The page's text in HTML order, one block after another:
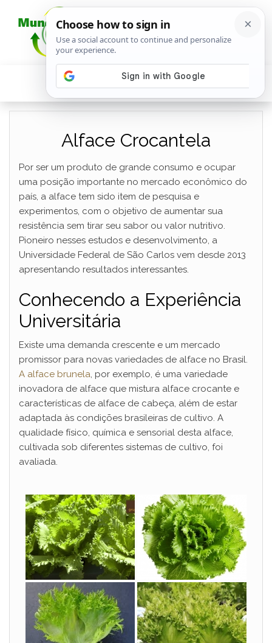
Alface Crocantela
Por ser um produto de grande consumo e ocupar
uma posição importante no mercado econômico do
país, a alface tem sido item de pesquisa e
experimentos, com o objetivo de aumentar sua
resistência sem tirar seu sabor ou valor nutritivo.
Pioneiro nesses estudos e desenvolvimento, a
Universidade Federal de São Carlos vem desde 2013
apresentando resultados interessantes.
Conhecendo a Experiência
Universitária
Existe uma demanda crescente e um mercado
promissor para novas variedades de alface no Brasil.
A alface brunela, por exemplo, é uma variedade
inovadora de alface que mistura alface crocante e
características de alface de cabeça, além de estar
adaptada às condições brasileiras de cultivo. A
qualidade físico, química e sensorial desta alface,
cultivada sob diferentes sistemas de cultivo, foi
avaliada.